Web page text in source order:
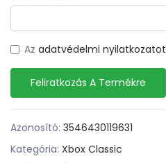
Az adatvédelmi nyilatkozatot
Feliratkozás A Termékre
Azonosító: 3546430119631
Kategória: Xbox Classic